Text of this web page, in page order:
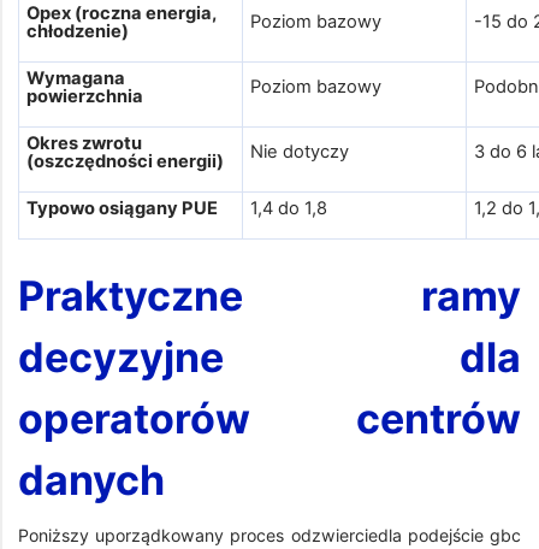
Opex (roczna energia,
chłodzenie)
Poziom bazowy -15 do
Wymagana
powierzchnia
Poziom bazowy
Okres zwrotu
(oszczędności energii)
Nie dotyczy 3 do 6
Typowo osiągany PUE 1,4 do 1,8 1,2 do
Praktyczne ramy
decyzyjne dla
operatorów centrów
danych
Poniższy uporządkowany proces odzwierciedla podejście gbc